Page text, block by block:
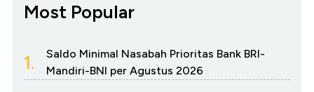
Most Popular
1.
Saldo Minimal Nasabah Prioritas Bank BRI-
Mandiri-BNI per Agustus 2026